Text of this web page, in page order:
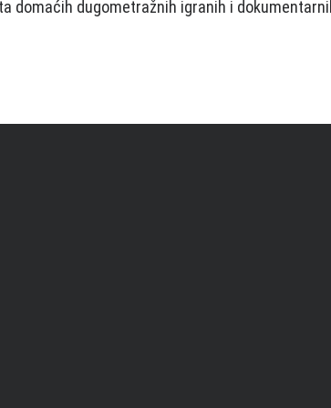
domaćih dugometražnih igranih i